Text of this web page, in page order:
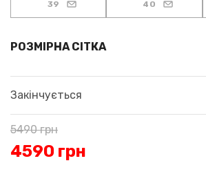
39 40
РОЗМІРНА СІТКА
Закінчується
5490грн
4590 грн